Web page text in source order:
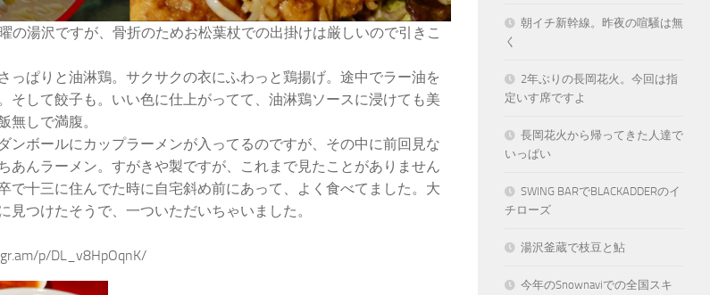
の湯沢ですが、骨折のためお松葉杖での出掛けは厳しいので引きこ
っぱりと油淋鶏。サクサクの衣にふわっと鶏揚げ。途中でラー油を
そして餃子も。いい色に仕上がってて、油淋鶏ソースに浸けても美
無しで満腹。
ンボールにカップラーメンが入ってるのですが、その中に前回見な
あんラーメン。すがきや製ですが、これまで見たことがありません
で十三に住んでた時に自宅斜め前にあって、よく食べてました。大
見つけたそうで、一ついただいちゃいました。
p/DL_v8HpOqnK/
朝イチ新幹線。昨夜の喧騒は無
く
2年ぶりの長岡花火。今回は指
定いす席ですよ
長岡花火から帰ってきた人達で
いっぱい
SWING BARでBLACKADDERのイ
チローズ
湯沢釜蔵で枝豆と鮎
今年のSnownaviでの全国スキ